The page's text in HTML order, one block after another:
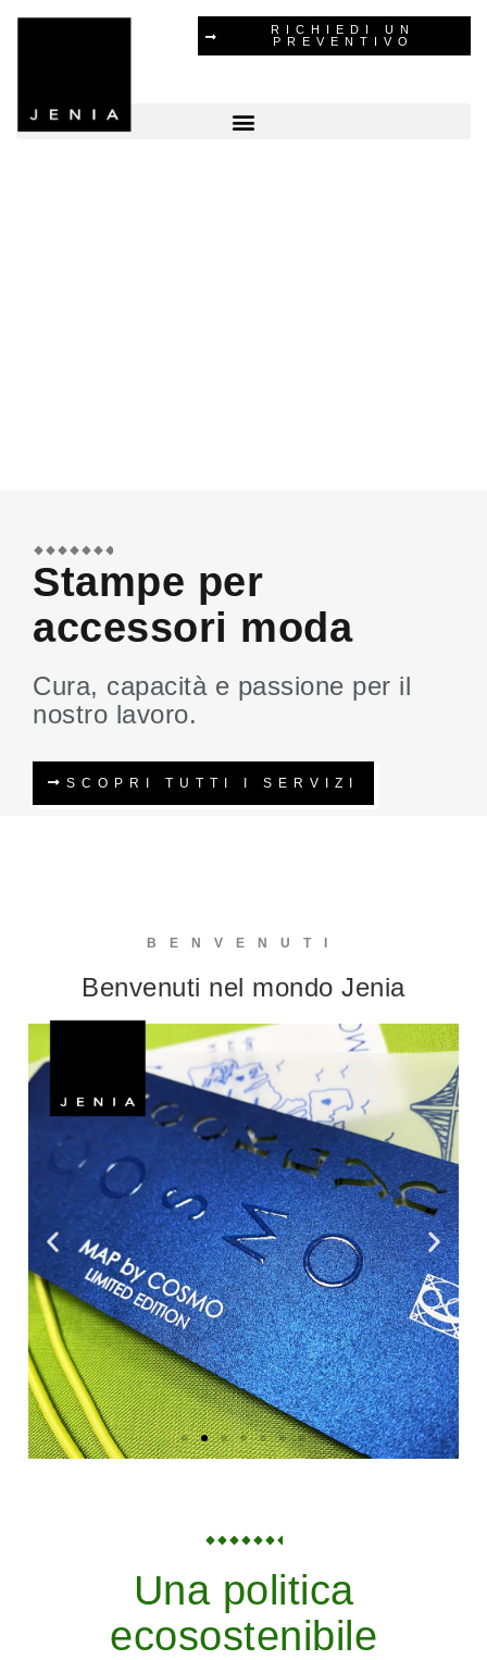
Vai
RICHIEDI UN
PREVENTIVO
Stampe per
accessori moda
Cura, capacità e passione per il
nostro lavoro.
SCOPRI TUTTI I SERVIZI
BENVENUTI
Benvenuti nel mondo Jenia
CLICCA
QUI
Una politica
ecosostenibile